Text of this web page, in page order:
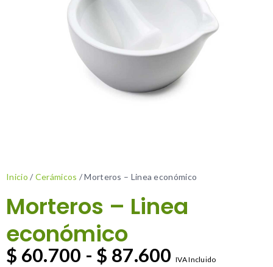
Inicio / Cerámicos / Morteros – Linea económico
Morteros – Linea
económico
$ 60.700 - $ 87.600 IVA Incluido